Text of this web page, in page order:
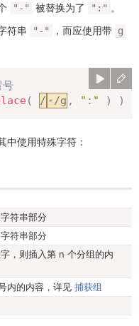
"-" 被替换为了 ":" 。
符串
"-" ，而应使用带 g
( / -/g , ":" ) )
中使用特殊字符：
符串部分
符串部分
，则插入第 n 个分组的内
内的内容，详见 捕获组